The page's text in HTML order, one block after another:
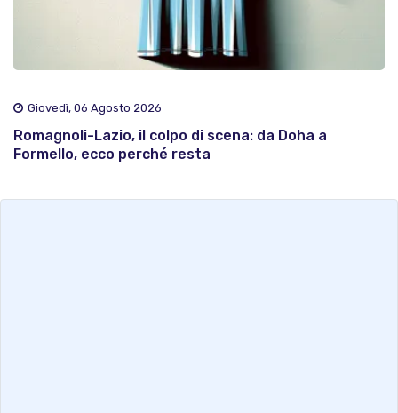
Giovedì, 06 Agosto 2026
Romagnoli-Lazio, il colpo di scena: da Doha a
Formello, ecco perché resta